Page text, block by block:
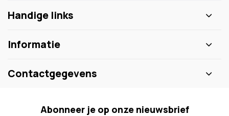
Handige links
Informatie
Contactgegevens
Abonneer je op onze nieuwsbrief